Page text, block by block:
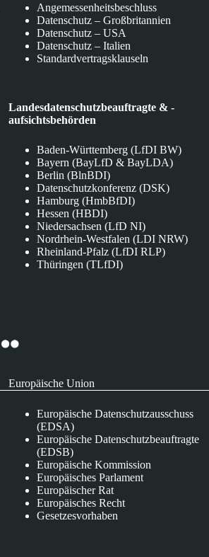
Angemessenheitsbeschluss
Datenschutz – Großbritannien
Datenschutz – USA
Datenschutz – Italien
Standardvertragsklauseln
Landesdatenschutzbeauftragte & -
aufsichtsbehörden
Baden-Württemberg (LfDI BW)
Bayern (BayLfD & BayLDA)
Berlin (BlnBDI)
Datenschutzkonferenz (DSK)
Hamburg (HmbBfDI)
Hessen (HBDI)
Niedersachsen (LfD NI)
Nordrhein-Westfalen (LDI NRW)
Rheinland-Pfalz (LfDI RLP)
Thüringen (TLfDI)
Europäische Union
Europäische Datenschutzausschuss
(EDSA)
Europäische Datenschutzbeauftragte
(EDSB)
Europäische Kommission
Europäisches Parlament
Europäischer Rat
Europäisches Recht
Gesetzesvorhaben